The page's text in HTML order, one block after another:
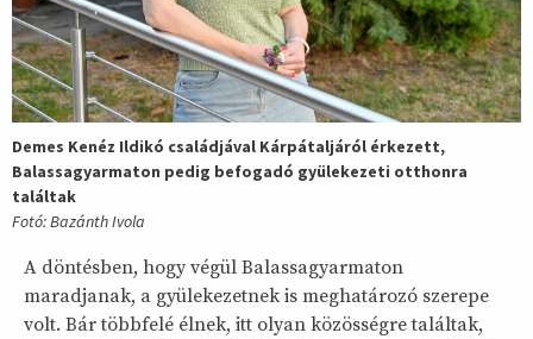
Demes Kenéz Ildikó családjával Kárpátaljáról érkezett,
Balassagyarmaton pedig befogadó gyülekezeti otthonra
találtak
Fotó: Bazánth Ivola
A döntésben, hogy végül Balassagyarmaton
maradjanak, a gyülekezetnek is meghatározó szerepe
volt. Bár többfelé élnek, itt olyan közösségre találtak,